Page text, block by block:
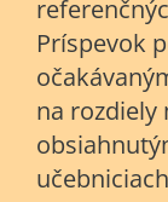
Príspevok
na rozdiely